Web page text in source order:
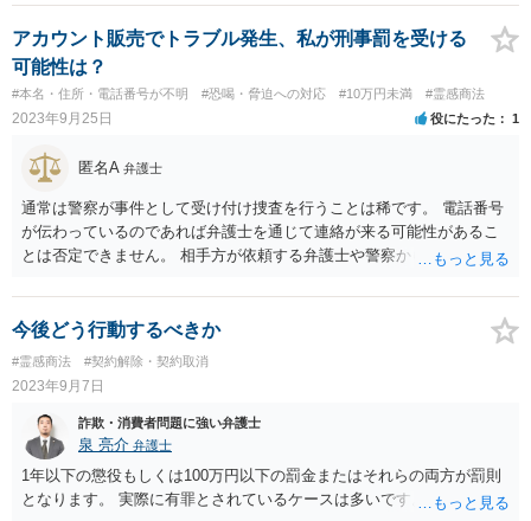
も告訴も事実上受理しないというケースは非常に多いです。 証明に足
りるだけの証拠がそろっていれば、告訴を通すことはできると思いま
すが、これも大変嘆かわしいことですが、弁護士でなければ受け付け
ないというケースも散見されます（私自身、別件で大阪府内での告訴
を受任したことがありましたが、相談の段階ではあなたと同じように
告訴や被害届の受理を拒まれており、受任後も倒すのにかなり苦労し
ました。）。 証明ハードルは低くはありませんので結果に繋がるかは
不確実ですし、当然費用は掛かりますが、本気で戦う気であれば弁護
士に直接相談された方が良いでしょう。 なお、詐欺の事実（または共
犯関係）証明できれば、配偶者にもその女性にも損害賠償請求はでき
ると考えます。根拠は不法行為ですので、女性自身はお金を受け取っ
ていなかったとしても、詐欺に加担していたなら関係ありません。
アカウント販売でトラブル発生、私が刑事罰を受ける
可能性は？
#本名・住所・電話番号が不明 #恐喝・脅迫への対応 #10万円未満 #霊感商法
2023年9月25日 役にたった 1
匿名A 弁護士
通常は警察が事件として受け付け捜査を行うことは稀です。 電話番号
が伝わっているのであれば弁護士を通じて連絡が来る可能性があるこ
とは否定できません。 相手方が依頼する弁護士や警察から連絡があっ
今後どう行動するべきか
#霊感商法 #契約解除・契約取消
2023年9月7日
詐欺・消費者問題に強い弁護士
泉 亮介 弁護士
1年以下の懲役もしくは100万円以下の罰金またはそれらの両方が罰則
となります。 実際に有罪とされているケースは多いです。